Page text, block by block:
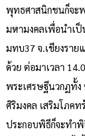
พุทธศาสนิกชนก็จะ
มหามงคลเพื่อนำเป็
มทบ37 จ.เชียงราย
ด้วย ต่อมาเวลา
พระเศรษฐีนวกฏทั้ง
ศิริมงคล เสริมโภค
ประกอบพิธีก็จะทำพิ